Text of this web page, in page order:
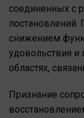
соединенных с
постановлений.
снижением
удовольствия
областях,
Признание